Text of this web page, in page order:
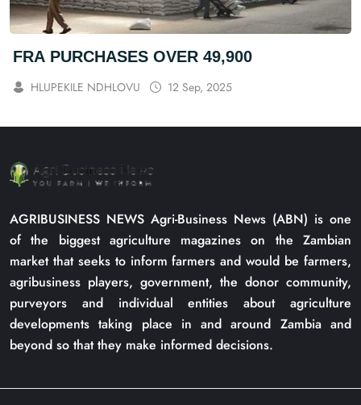
FRA PURCHASES OVER 49,900
HLUPEKILE NDHLOVU 12 Sep, 2025
AGRIBUSINESS NEWS Agri-Business News (ABN) is one
of the biggest agriculture magazines on the Zambian
market that seeks to inform farmers and would be farmers,
agribusiness players, government, the donor community,
purveyors and individual entities about agriculture
developments taking place in and around Zambia and
beyond so that they make informed decisions.